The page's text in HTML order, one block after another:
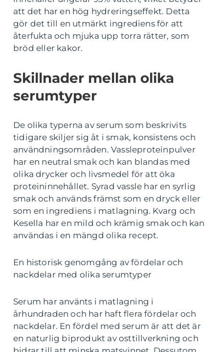
att det har en hög hydreringseffekt. Detta
gör det till en utmärkt ingrediens för att
återfukta och mjuka upp torra rätter, som
bröd eller kakor.
Skillnader mellan olika
serumtyper
De olika typerna av serum som beskrivits
tidigare skiljer sig åt i smak, konsistens och
användningsområden. Vassleproteinpulver
har en neutral smak och kan blandas med
olika drycker och livsmedel för att öka
proteininnehållet. Syrad vassle har en syrlig
smak och används främst som en dryck eller
som en ingrediens i matlagning. Kvarg och
Kesella har en mild och krämig smak och kan
användas i en mängd olika recept.
En historisk genomgång av fördelar och
nackdelar med olika serumtyper
Serum har använts i matlagning i
århundraden och har haft flera fördelar och
nackdelar. En fördel med serum är att det är
en naturlig biprodukt av osttillverkning och